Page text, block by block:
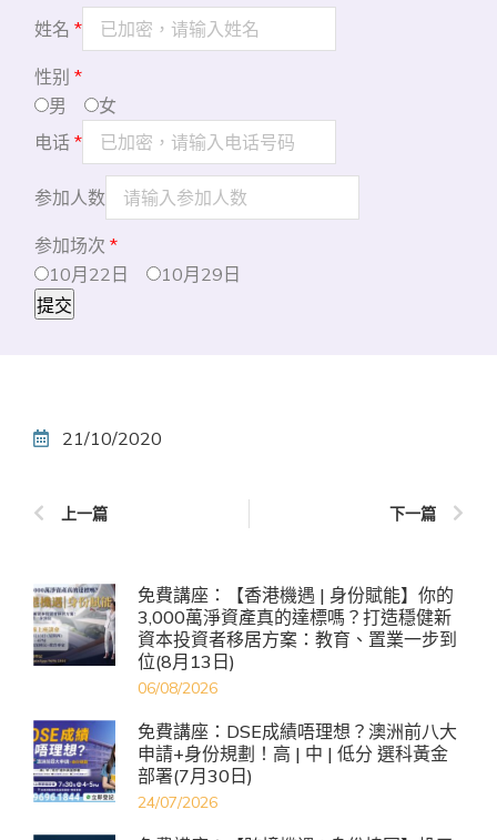
姓名 *
性别 *
男
女
电话 *
参加人数
参加场次 *
10月22日
10月29日
提交
21/10/2020
上一篇 下一篇
免費講座：【香港機遇 | 身份賦能】你的
3,000萬淨資產真的達標嗎？打造穩健新
資本投資者移居方案：教育、置業一步到
位(8月13日)
06/08/2026
免費講座：DSE成績唔理想？澳洲前八大
申請+身份規劃！高 | 中 | 低分 選科黃金
部署(7月30日)
24/07/2026